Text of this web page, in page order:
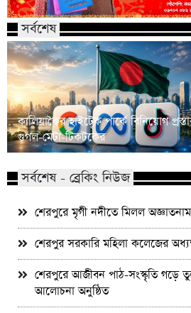
সর্বশেষ
কালিয়াকৈর হাইটেক পার্কে বিনিয়োগ
গুগল-মেটা-টিকটকের
সর্বশেষ - ব্রেকিং নিউজ
শেরপুরে মৃগী নদীতে মিলল
শেরপুর সরকারি মহিলা কলেজের
শেরপুরে আজীবন পাঠ-সংস্কৃতি গড়ে
আলোচনা অনুষ্ঠিত